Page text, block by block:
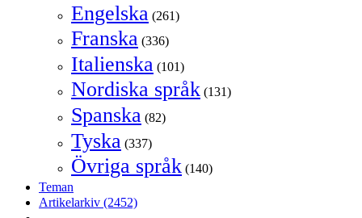
Engelska (261)
Franska (336)
Italienska (101)
Nordiska språk (131)
Spanska (82)
Tyska (337)
Övriga språk (140)
Teman
Artikelarkiv (2452)